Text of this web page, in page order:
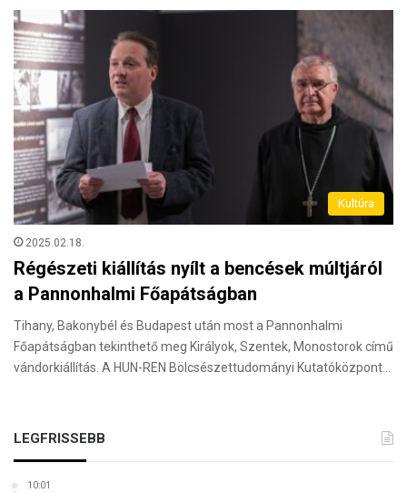
Kultúra
2025.02.18.
Régészeti kiállítás nyílt a bencések múltjáról
a Pannonhalmi Főapátságban
Tihany, Bakonybél és Budapest után most a Pannonhalmi
Főapátságban tekinthető meg Királyok, Szentek, Monostorok című
vándorkiállítás. A HUN-REN Bölcsészettudományi Kutatóközpont…
LEGFRISSEBB
10:01